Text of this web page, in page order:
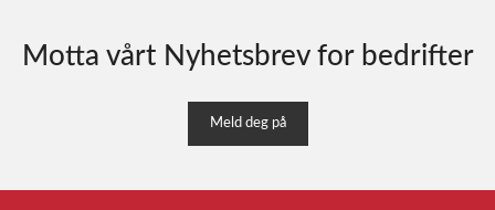
Motta vårt Nyhetsbrev for bedrifter
Meld deg på